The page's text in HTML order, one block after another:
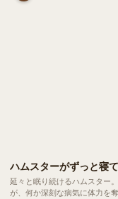
ハムスターがずっと寝
延々と眠り続けるハムスター
が、何か深刻な病気に体力を